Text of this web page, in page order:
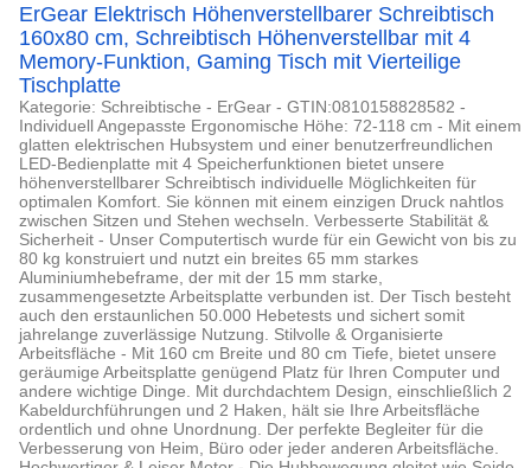
ErGear Elektrisch Höhenverstellbarer Schreibtisch
160x80 cm, Schreibtisch Höhenverstellbar mit 4
Memory-Funktion, Gaming Tisch mit Vierteilige
Tischplatte
Kategorie: Schreibtische - ErGear - GTIN:0810158828582 -
Individuell Angepasste Ergonomische Höhe: 72-118 cm - Mit einem
glatten elektrischen Hubsystem und einer benutzerfreundlichen
LED-Bedienplatte mit 4 Speicherfunktionen bietet unsere
höhenverstellbarer Schreibtisch individuelle Möglichkeiten für
optimalen Komfort. Sie können mit einem einzigen Druck nahtlos
zwischen Sitzen und Stehen wechseln. Verbesserte Stabilität &
Sicherheit - Unser Computertisch wurde für ein Gewicht von bis zu
80 kg konstruiert und nutzt ein breites 65 mm starkes
Aluminiumhebeframe, der mit der 15 mm starke,
zusammengesetzte Arbeitsplatte verbunden ist. Der Tisch besteht
auch den erstaunlichen 50.000 Hebetests und sichert somit
jahrelange zuverlässige Nutzung. Stilvolle & Organisierte
Arbeitsfläche - Mit 160 cm Breite und 80 cm Tiefe, bietet unsere
geräumige Arbeitsplatte genügend Platz für Ihren Computer und
andere wichtige Dinge. Mit durchdachtem Design, einschließlich 2
Kabeldurchführungen und 2 Haken, hält sie Ihre Arbeitsfläche
ordentlich und ohne Unordnung. Der perfekte Begleiter für die
Verbesserung von Heim, Büro oder jeder anderen Arbeitsfläche.